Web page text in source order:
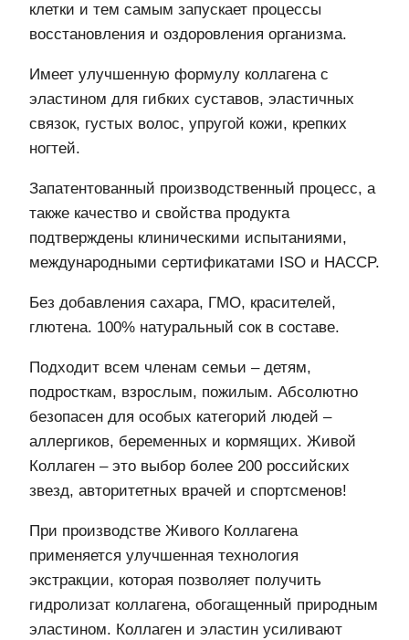
клетки и тем самым запускает процессы
восстановления и оздоровления организма.
Имеет улучшенную формулу коллагена с
эластином для гибких суставов, эластичных
связок, густых волос, упругой кожи, крепких
ногтей.
Запатентованный производственный процесс, а
также качество и свойства продукта
подтверждены клиническими испытаниями,
международными сертификатами ISO и HACCP.
Без добавления сахара, ГМО, красителей,
глютена. 100% натуральный сок в составе.
Подходит всем членам семьи – детям,
подросткам, взрослым, пожилым. Абсолютно
безопасен для особых категорий людей –
аллергиков, беременных и кормящих. Живой
Коллаген – это выбор более 200 российских
звезд, авторитетных врачей и спортсменов!
При производстве Живого Коллагена
применяется улучшенная технология
экстракции, которая позволяет получить
гидролизат коллагена, обогащенный природным
эластином. Коллаген и эластин усиливают